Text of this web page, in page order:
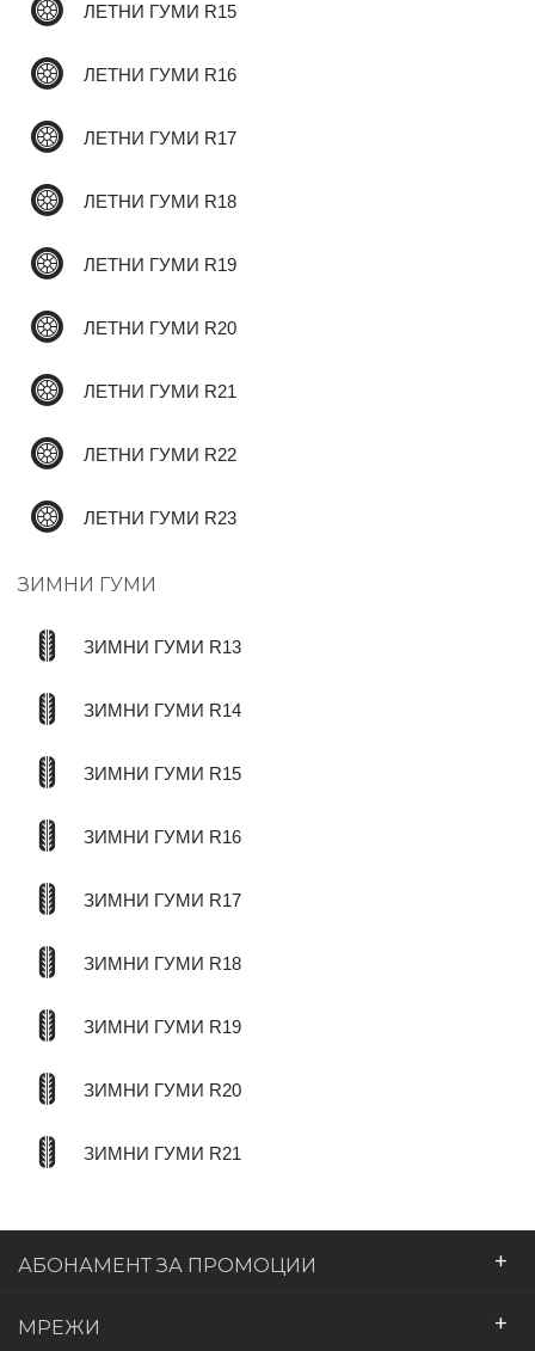
ЛЕТНИ ГУМИ R15
ЛЕТНИ ГУМИ R16
ЛЕТНИ ГУМИ R17
ЛЕТНИ ГУМИ R18
ЛЕТНИ ГУМИ R19
ЛЕТНИ ГУМИ R20
ЛЕТНИ ГУМИ R21
ЛЕТНИ ГУМИ R22
ЛЕТНИ ГУМИ R23
ЗИМНИ ГУМИ
ЗИМНИ ГУМИ R13
ЗИМНИ ГУМИ R14
ЗИМНИ ГУМИ R15
ЗИМНИ ГУМИ R16
ЗИМНИ ГУМИ R17
ЗИМНИ ГУМИ R18
ЗИМНИ ГУМИ R19
ЗИМНИ ГУМИ R20
ЗИМНИ ГУМИ R21
АБОНАМЕНТ ЗА ПРОМОЦИИ +
МРЕЖИ +